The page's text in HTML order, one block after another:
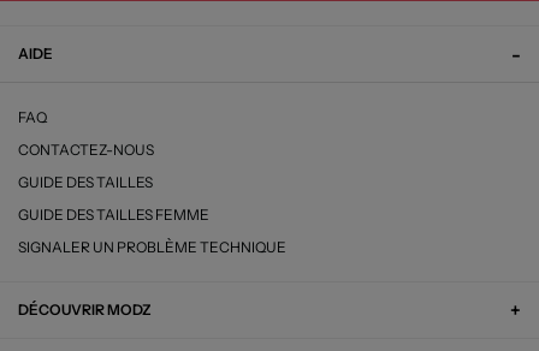
AIDE
FAQ
CONTACTEZ-NOUS
GUIDE DES TAILLES
GUIDE DES TAILLES FEMME
SIGNALER UN PROBLÈME TECHNIQUE
DÉCOUVRIR MODZ